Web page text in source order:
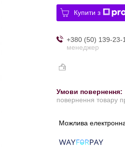
Купити з
+380 (50) 139-23-
менеджер
повернення товару